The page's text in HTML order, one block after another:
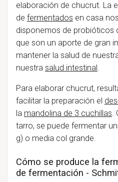
elaboración de chucrut. La
de fermentados en casa
disponemos de probióticos
que son un aporte de gran
mantener la salud de
nuestra salud intestinal.
Para elaborar chucrut,
facilitar la preparación el
la mandolina de 3 cuchillas.
tarro, se puede fermentar
g) o media col grande.
Cómo se produce la
de fermentación -